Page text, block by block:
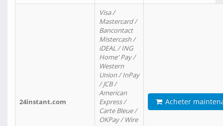
24instant.com
Visa /
Mastercard /
Bancontact
Mistercash /
iDEAL / ING
Home' Pay /
Western
Union / InPay
/ JCB /
American
Express /
Carte Bleue /
OKPay / Wire
Acheter